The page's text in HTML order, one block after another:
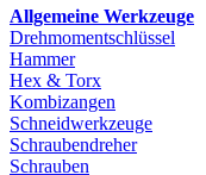
Allgemeine Werkzeuge
Drehmomentschlüssel
Hammer
Hex & Torx
Kombizangen
Schneidwerkzeuge
Schraubendreher
Schrauben